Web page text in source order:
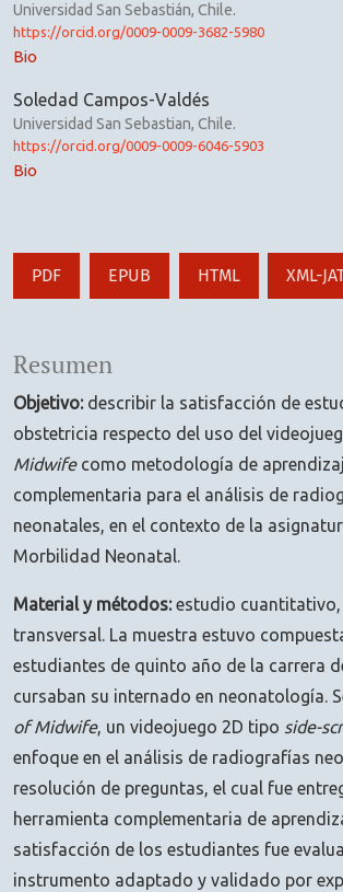
Universidad San Sebastián, Chile.
https://orcid.org/0009-0009-3682-5980
Bio
Soledad Campos-Valdés
Universidad San Sebastian, Chile.
https://orcid.org/0009-0009-6046-5903
Bio
PDF EPUB HTML XML-
Resumen
Objetivo:describir la satisfacción de
obstetricia respecto del uso del
Midwifecomo metodología de
complementaria para el análisis de
neonatales, en el contexto de la
Morbilidad Neonatal.
Material y métodos:estudio cuantitativo,
transversal. La muestra estuvo
estudiantes de quinto año de la carrera
cursaban su internado en neonatología.
of Midwife, un videojuego 2D tipo side-
enfoque en el análisis de radiografías
resolución de preguntas, el cual fue
herramienta complementaria de
satisfacción de los estudiantes fue
instrumento adaptado y validado por